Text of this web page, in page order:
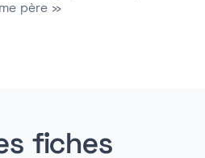
père »
fiches